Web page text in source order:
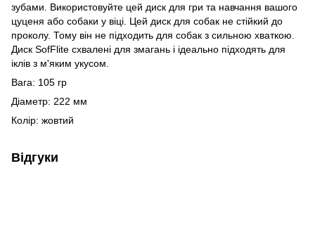
зубами. Використовуйте цей диск для гри та навчання вашого
цуценя або собаки у віці. Цей диск для собак не стійкий до
проколу. Тому він не підходить для собак з сильною хваткою.
Диск SofFlite схвалені для змагань і ідеально підходять для
іклів з м'яким укусом.
Вага: 105 гр
Діаметр: 222 мм
Колір: жовтий
Відгуки